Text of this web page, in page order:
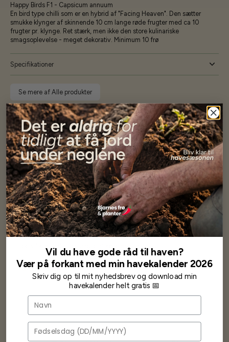
Happy Birds F1 - Capsicum annuum
En bird type chilli som er en hybrid af "Facing Heaven". Den sætter
smukke klynger af skinnende 10 cm lange røde frugter med ca 10
frugter pr. klynge. Ret stærk, men ikke den store kulinariske
smagsoplevelse - meget dekorativ. Minimum 10 frø
Specifikationer
Se mere af Alle produkter
Vores kundersiger...
Har altid kun mødt god vejledning og hjælp fra Barney (Bjarne)
Har lige i går modtaget de fineste asparges kroner med posten
wauw en god kvalitet og størrelse.
Som skrevet før når jeg har skrevet med Bjarne har jeg altid mødt
venlighed og god service.
Karsten Larsen
Vil du have gode råd til haven?
Vær på forkant med min havekalender 2026
Skriv dig op til mit nyhedsbrev og download min
havekalender helt gratis 📅
Navn
Fødselsdag